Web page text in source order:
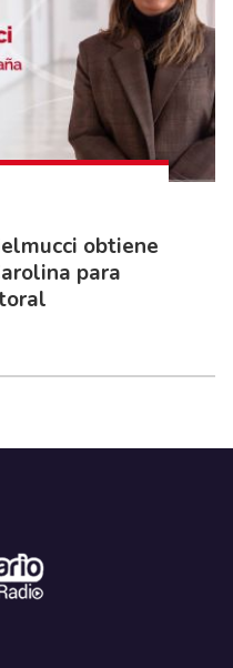
obtiene
para